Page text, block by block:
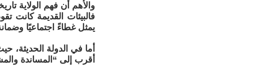
والأهم أن فهم الولاية
فالبيئات القديمة كانت
يمثل غطاءً اجتماعيًا
أما في الدولة الحديثة،
أقرب إلى “المساندة